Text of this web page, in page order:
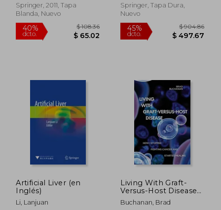
Springer, 2011, Tapa
Blanda, Nuevo
Springer, Tapa Dura,
Nuevo
45%
dcto.
Artificial Liver (en
Inglés)
Li, Lanjuan
Living With Graft-
Versus-Host Disease
(en Inglés)
Buchanan, Brad